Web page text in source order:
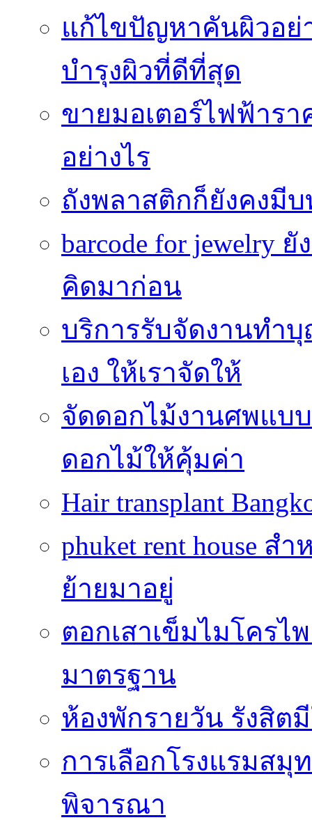
แก้ไขปัญหาคันผิวอ
บำรุงผิวที่ดีที่สุด
ขายมอเตอร์ไฟฟ้าร
อย่างไร
ถังพลาสติกก็ยังคงมี
barcode for jewelry
คิดมาก่อน
บริการรับจัดงานทำ
เอง ให้เราจัดให้
จัดดอกไม้งานศพแบ
ดอกไม้ให้คุ้มค่า
Hair transplant
phuket rent house
ย้ายมาอยู่
ตอกเสาเข็มไมโคร
มาตรฐาน
ห้องพักรายวัน รังสิต
การเลือกโรงแรมสมุ
พิจารณา